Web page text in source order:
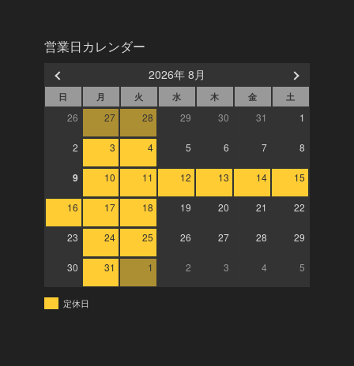
営業日カレンダー
2026年 8月
日 月 火 水 木 金 土
26 27 28 29 30 31 1
2 3 4 5 6 7 8
9 10 11 12 13 14 15
16 17 18 19 20 21 22
23 24 25 26 27 28 29
30 31 1 2 3 4 5
定休日